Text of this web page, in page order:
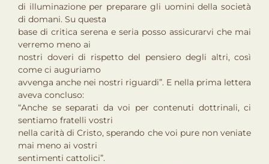
di illuminazione per preparare gli uomini della società
di domani. Su questa
base di critica serena e seria posso assicurarvi che mai
verremo meno ai
nostri doveri di rispetto del pensiero degli altri, così
come ci auguriamo
avvenga anche nei nostri riguardi”. E nella prima lettera
aveva concluso:
“Anche se separati da voi per contenuti dottrinali, ci
sentiamo fratelli vostri
nella carità di Cristo, sperando che voi pure non veniate
mai meno ai vostri
sentimenti cattolici”.